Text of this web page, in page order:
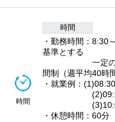
時間
時間
・勤務時間：8:30
基準とする
一定の単位期
間制（週平均40時
・就業例：
(2)09:30
(3)10:00
・休憩時間：60分